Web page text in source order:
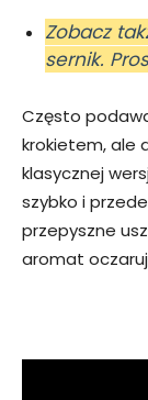
Zobacz
sernik.
Często
krokietem, ale
klasycznej
szybko i
przepyszne
aromat